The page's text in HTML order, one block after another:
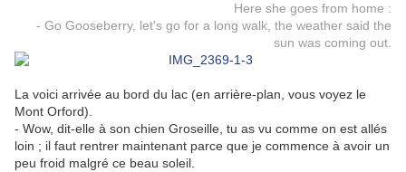
Here she goes from home :
- Go Gooseberry, let's go for a long walk, the weather said the
sun was coming out.
La voici arrivée au bord du lac (en arrière-plan, vous voyez le
Mont Orford).
- Wow, dit-elle à son chien Groseille, tu as vu comme on est allés
loin ; il faut rentrer maintenant parce que je commence à avoir un
peu froid malgré ce beau soleil.